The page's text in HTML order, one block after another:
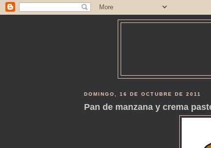
DOMINGO, 16 DE OCTUBRE DE 2011
Pan de manzana y crema